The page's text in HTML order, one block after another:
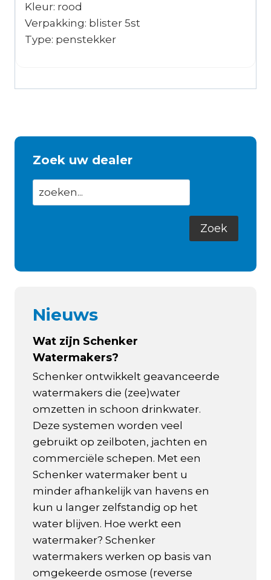
Kleur: rood
Verpakking: blister 5st
Type: penstekker
Zoek uw dealer
Nieuws
Wat zijn Schenker
Watermakers?
Schenker ontwikkelt geavanceerde
watermakers die (zee)water
omzetten in schoon drinkwater.
Deze systemen worden veel
gebruikt op zeilboten, jachten en
commerciële schepen. Met een
Schenker watermaker bent u
minder afhankelijk van havens en
kun u langer zelfstandig op het
water blijven. Hoe werkt een
watermaker? Schenker
watermakers werken op basis van
omgekeerde osmose (reverse